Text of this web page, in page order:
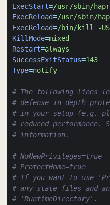
ExecStart=/usr/sbin/
ExecReload=/usr/sbin/
ExecReload=/bin/kill -
KillMode=mixed
Restart=always
SuccessExitStatus=143
Type=notify
# The following lines
# defense in depth
# in your setup (e.g.
# reduced performance.
# information.
# NoNewPrivileges=true
# ProtectHome=true
# If you want to use
# any state files and
# 'RuntimeDirectory'.